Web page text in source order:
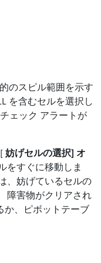
のスピル範囲を示す
を含むセルを選択し
ェック アラートが
妨げセルの選択] オ
をすぐに移動しま
、妨げているセルの
障害物がクリアされ
か、ピボットテーブ